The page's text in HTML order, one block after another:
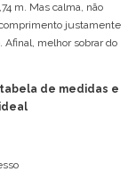
m. Mas calma, não
justamente
Afinal, melhor sobrar do
de medidas e